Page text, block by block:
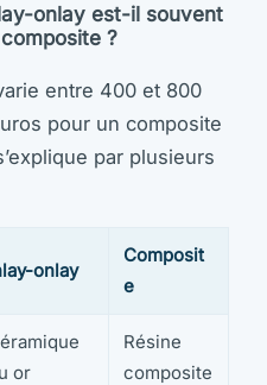
onlay est-il souvent
?
entre 400 et 800
pour un composite
par plusieurs
onlay
Composit
e
or
Résine
composite